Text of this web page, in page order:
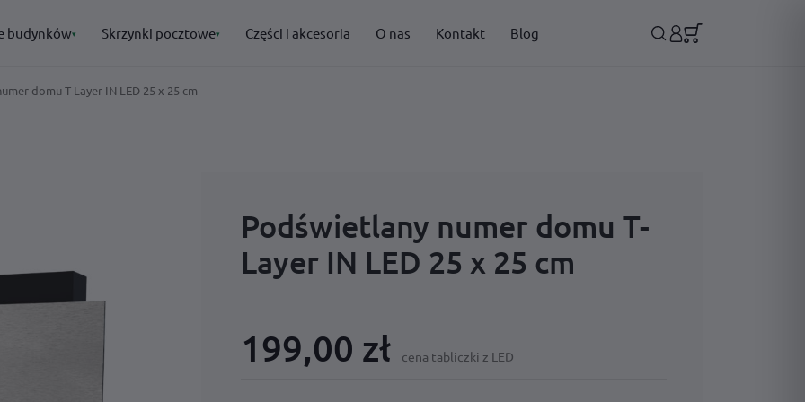
budynków▾ Skrzynki pocztowe▾ Części i akcesoria O nas Kontakt Blog
→
domu T-Layer IN LED 25 x 25 cm
Podświetlany numer domu T-
Layer IN LED 25 x 25 cm
199,00 zł cena tabliczki z LED